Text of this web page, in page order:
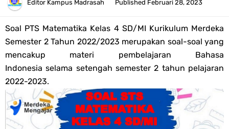
2026
Kisi-kisi Soal US/UM Jenjang SD/MI Tahun 2026 Lengkap
POS UM Jenjang MI, MTs Dan MA Tahun 2026
Jawaban Tugas Mandiri Dan Tugas Refleksi Modul Pedagogik SKI
PPG 2025
Jawaban Tugas Mandiri Dan Tugas Refleksi Modul Pedagogik Fiqih
Editor Kampus Madrasah Published Februari 28, 2023
Soal PTS Matematika Kelas 4 SD/MI Kurikulum Merdeka
Semester 2 Tahun 2022/2023 merupakan soal-soal yang
mencakup materi pembelajaran Bahasa
Indonesia selama setengah semester 2 tahun pelajaran
2022-2023.